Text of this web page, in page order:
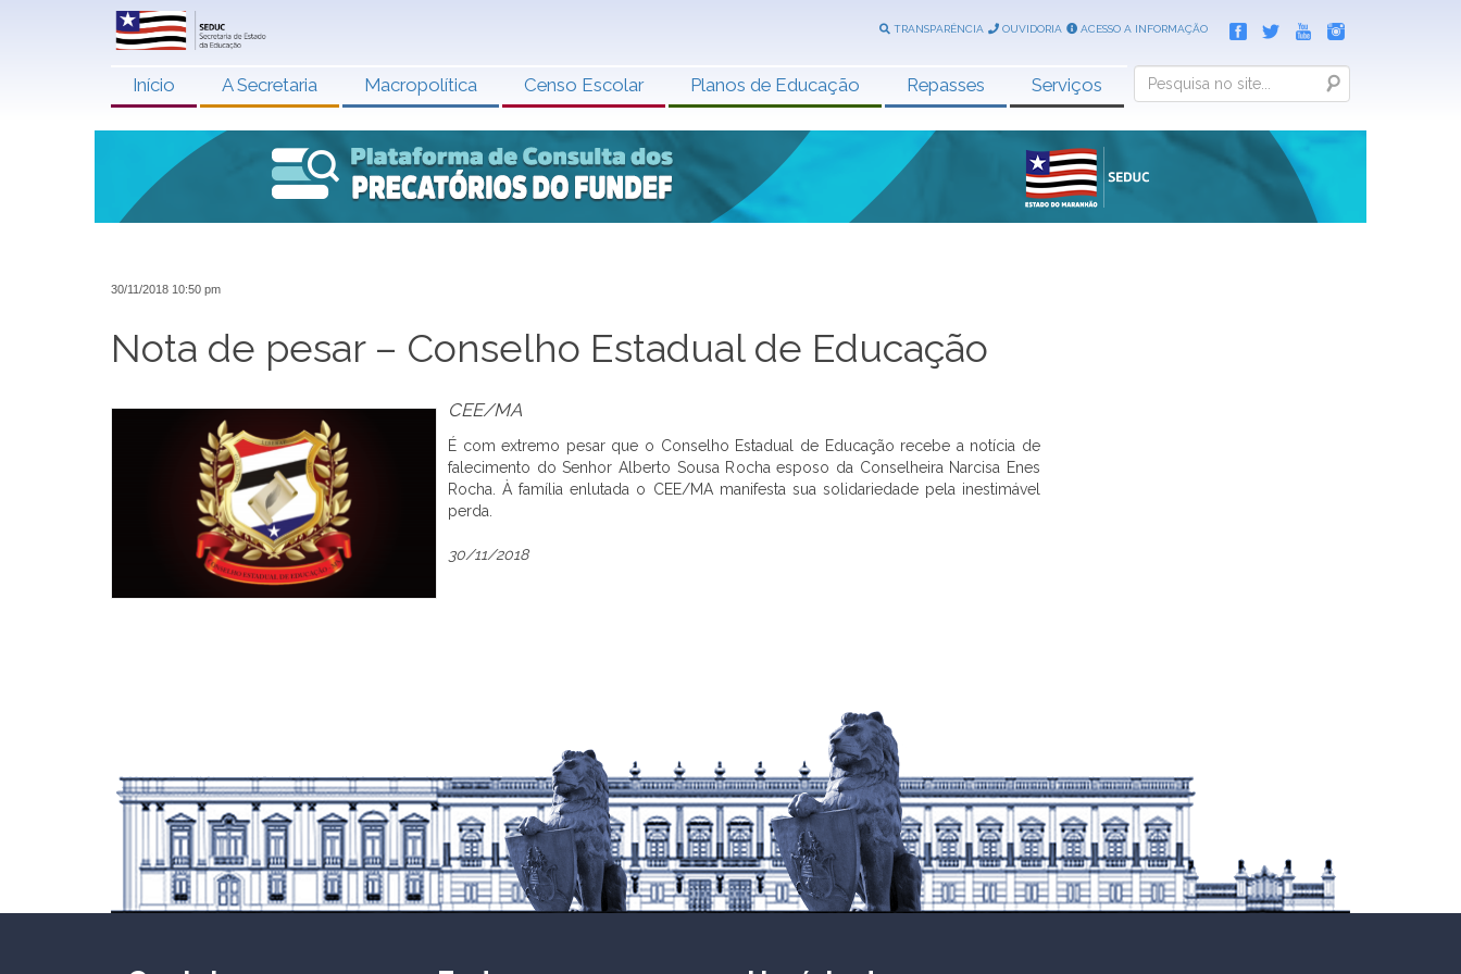
TRANSPARÊNCIA OUVIDORIA ACESSO A INFORMAÇÃO
Início A Secretaria Macropolítica Censo Escolar Planos de Educação Repasses Serviços Search
30/11/2018 10:50 pm
Nota de pesar – Conselho Estadual de Educação
CEE/MA
É com extremo pesar que o Conselho Estadual de Educação recebe a notícia de
falecimento do Senhor Alberto Sousa Rocha esposo da Conselheira Narcisa Enes
Rocha. À família enlutada o CEE/MA manifesta sua solidariedade pela inestimável
perda.
30/11/2018